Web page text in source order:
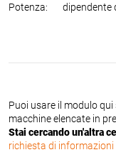
Potenza:
dipendente
Puoi usare il modulo
macchine elencate in
Stai cercando un'altra
richiesta di